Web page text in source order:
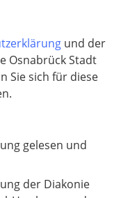
und der
Osnabrück Stadt
Sie sich für diese
gelesen und
der Diakonie